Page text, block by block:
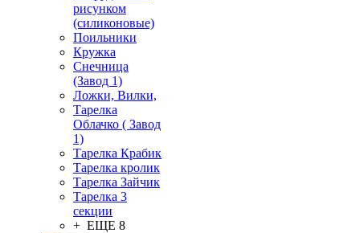
рисунком
(силиконовые)
Поильники
Кружка
Снечница
(Завод 1)
Ложки, Вилки,
Тарелка
Облачко ( Завод
1)
Тарелка Крабик
Тарелка кролик
Тарелка Зайчик
Тарелка 3
секции
+ ЕЩЕ 8